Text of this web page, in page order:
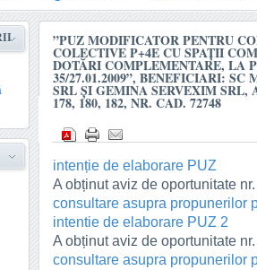
”PUZ MODIFICATOR PENTRU
COLECTIVE P+4E CU SPAȚII
DOTĂRI COMPLEMENTARE, LA
35/27.01.2009”, BENEFICIARI: SC
SRL ȘI GEMINA SERVEXIM SRL,
178, 180, 182, NR. CAD. 72748
intenție de elaborare PUZ
A obținut aviz de oportunitate
consultare asupra propunerilor
intentie de elaborare PUZ 2
A obținut aviz de oportunitate
consultare asupra propunerilor